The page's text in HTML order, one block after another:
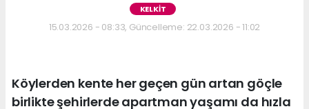
KELKİT
15.03.2026 - 08:33, Güncelleme: 22.03.2026 - 11:02
Köylerden kente her geçen gün artan göçle
birlikte şehirlerde apartman yaşamı da hızla